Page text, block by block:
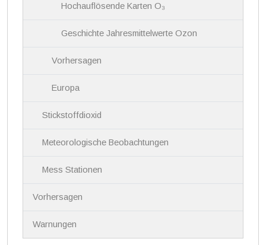
Hochauflösende Karten O₃
Geschichte Jahresmittelwerte Ozon
Vorhersagen
Europa
Stickstoffdioxid
Meteorologische Beobachtungen
Mess Stationen
Vorhersagen
Warnungen